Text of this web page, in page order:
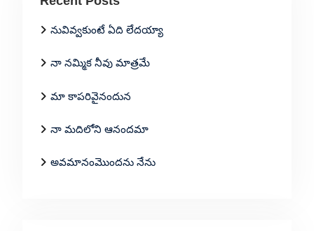
నువివ్వకుంటే ఏది లేదయ్యా
నా నమ్మిక నీవు మాత్రమే
మా కాపరివైనందున
నా మదిలోని ఆనందమా
అవమానంమొందను నేను